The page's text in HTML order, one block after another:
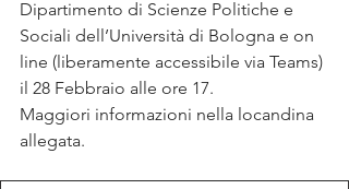
Dipartimento di Scienze Politiche e
Sociali dell’Università di Bologna e on
line (liberamente accessibile via Teams)
il 28 Febbraio alle ore 17.
Maggiori informazioni nella locandina
allegata.